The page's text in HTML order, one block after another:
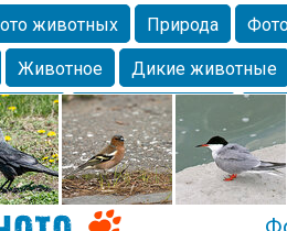
животных Природа
Животное
Дикие животные
Млекопитающие
Портрет
Домашние
Lebert Дикие птицы Утка